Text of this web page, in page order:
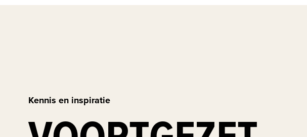
Kennis en inspiratie